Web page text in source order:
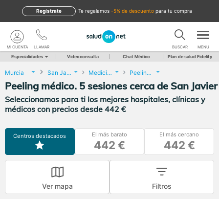
te regalamos -5% de descuento para tu compra
Regístrate
LLAMAR
MI CUENTA BUSCAR MENU
Especialidades Videoconsulta Chat Médico Plan de salud Fidelity
Murcia San Javier Medicina Estética Peeling médico. 5 sesiones
Peeling médico. 5 sesiones cerca de San Javier
Seleccionamos para ti los mejores hospitales, clínicas y
médicos con precios desde 442 €
Centros destacados El más barato
442 €
El más cercano
442 €
Ver mapa Filtros